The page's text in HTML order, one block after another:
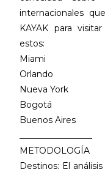
internacionales
KAYAK para
estos:
Miami
Orlando
Nueva York
Bogotá
Buenos Aires
METODOLOGÍA
Destinos: El